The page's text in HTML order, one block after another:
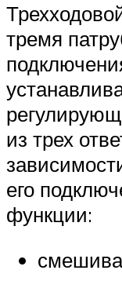
тремя
из трех
его
функции: